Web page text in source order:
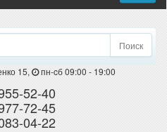
Поиск
15, пн-cб 09:00 - 19:00
52-40
72-45
04-22